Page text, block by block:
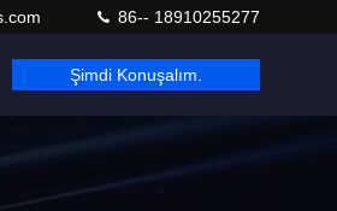
86-- 18910255277
Şimdi Konuşalım.